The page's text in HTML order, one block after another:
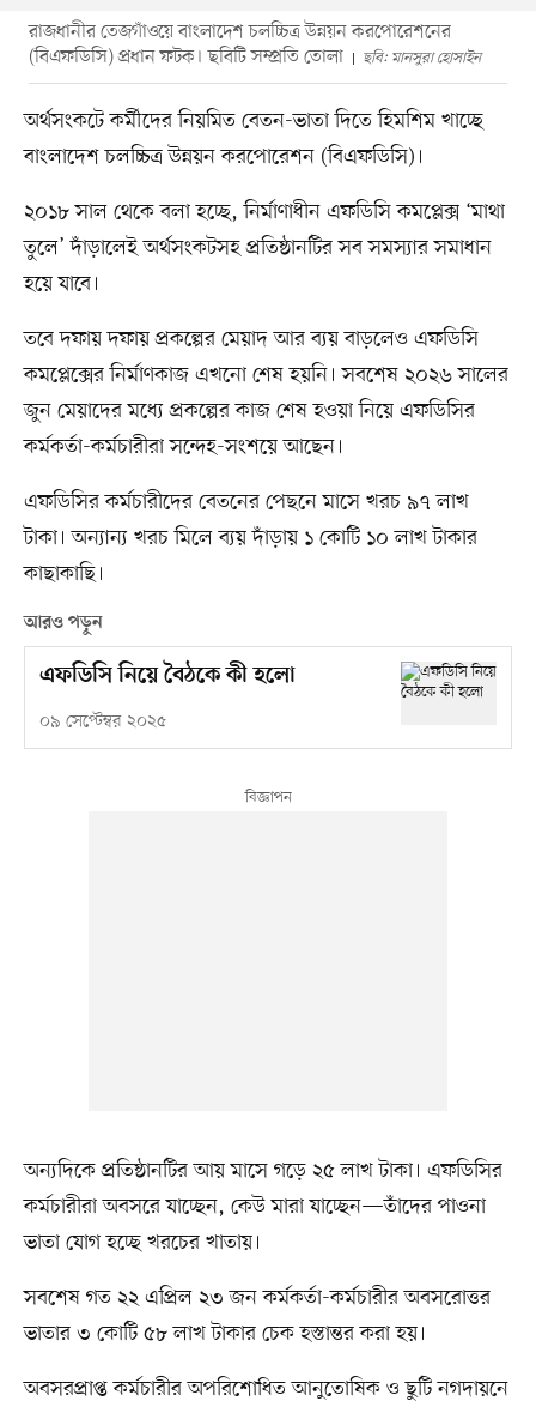
রাজধানীর তেজগাঁওয়ে বাংলাদেশ চলচ্চিত্র উন্নয়ন করপোরেশনের
(বিএফডিসি) প্রধান ফটক। ছবিটি সম্প্রতি তোলা
ছবি: মানসুরা হোসাইন
অর্থসংকটে কর্মীদের নিয়মিত বেতন-ভাতা দিতে হিমশিম খাচ্ছে
বাংলাদেশ চলচ্চিত্র উন্নয়ন করপোরেশন (বিএফডিসি)।
২০১৮ সাল থেকে বলা হচ্ছে, নির্মাণাধীন এফডিসি কমপ্লেক্স ‘মাথা
তুলে’ দাঁড়ালেই অর্থসংকটসহ প্রতিষ্ঠানটির সব সমস্যার সমাধান
হয়ে যাবে।
তবে দফায় দফায় প্রকল্পের মেয়াদ আর ব্যয় বাড়লেও এফডিসি
কমপ্লেক্সের নির্মাণকাজ এখনো শেষ হয়নি। সবশেষ ২০২৬ সালের
জুন মেয়াদের মধ্যে প্রকল্পের কাজ শেষ হওয়া নিয়ে এফডিসির
কর্মকর্তা-কর্মচারীরা সন্দেহ-সংশয়ে আছেন।
এফডিসির কর্মচারীদের বেতনের পেছনে মাসে খরচ ৯৭ লাখ
টাকা। অন্যান্য খরচ মিলে ব্যয় দাঁড়ায় ১ কোটি ১০ লাখ টাকার
কাছাকাছি।
আরও পড়ুন
এফডিসি নিয়ে বৈঠকে কী হলো
০৯ সেপ্টেম্বর ২০২৫
অন্যদিকে প্রতিষ্ঠানটির আয় মাসে গড়ে ২৫ লাখ টাকা। এফডিসির
কর্মচারীরা অবসরে যাচ্ছেন, কেউ মারা যাচ্ছেন—তাঁদের পাওনা
ভাতা যোগ হচ্ছে খরচের খাতায়।
সবশেষ গত ২২ এপ্রিল ২৩ জন কর্মকর্তা-কর্মচারীর অবসরোত্তর
ভাতার ৩ কোটি ৫৮ লাখ টাকার চেক হস্তান্তর করা হয়।
অবসরপ্রাপ্ত কর্মচারীর অপরিশোধিত আনুতোষিক ও ছুটি নগদায়নে